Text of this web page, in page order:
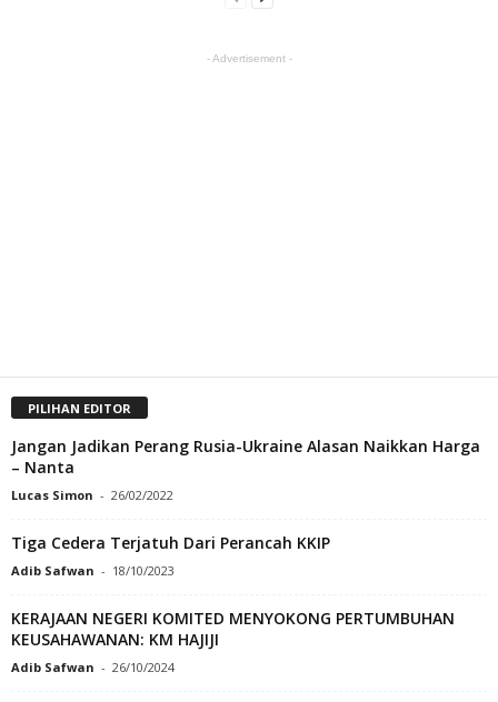
- Advertisement -
PILIHAN EDITOR
Jangan Jadikan Perang Rusia-Ukraine Alasan Naikkan Harga
– Nanta
Lucas Simon - 26/02/2022
Tiga Cedera Terjatuh Dari Perancah KKIP
Adib Safwan - 18/10/2023
KERAJAAN NEGERI KOMITED MENYOKONG PERTUMBUHAN
KEUSAHAWANAN: KM HAJIJI
Adib Safwan - 26/10/2024